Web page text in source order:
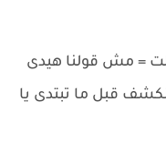
= مش قولنا هيدى
قبل ما تبتدى يا